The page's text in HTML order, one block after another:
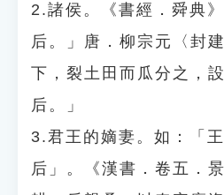
2.諸侯。《書經．舜典
后。」唐．柳宗元〈封
下，裂土田而瓜分之，
后。」
3.君王的嫡妻。如：「
后」。《漢書．卷五．